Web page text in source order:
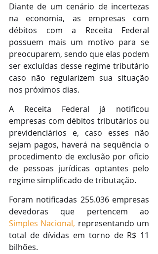
Diante de um cenário de incertezas
na economia, as empresas com
débitos com a Receita Federal
possuem mais um motivo para se
preocuparem, sendo que elas podem
ser excluídas desse regime tributário
caso não regularizem sua situação
nos próximos dias.
A Receita Federal já notificou
empresas com débitos tributários ou
previdenciários e, caso esses não
sejam pagos, haverá na sequência o
procedimento de exclusão por ofício
de pessoas jurídicas optantes pelo
regime simplificado de tributação.
Foram notificadas 255.036 empresas
Simples Nacional, representando um
total de dívidas em torno de R$ 11
bilhões.